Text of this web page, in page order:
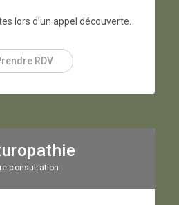
lors d’un appel découverte.
RDV
consultation